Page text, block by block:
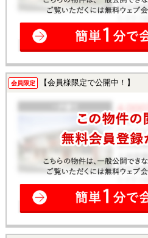
会員限定 【会員様限定で公開中！】